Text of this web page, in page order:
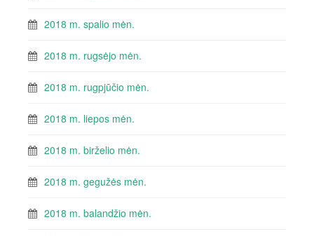
2018 m. spalio mėn.
2018 m. rugsėjo mėn.
2018 m. rugpjūčio mėn.
2018 m. liepos mėn.
2018 m. birželio mėn.
2018 m. gegužės mėn.
2018 m. balandžio mėn.